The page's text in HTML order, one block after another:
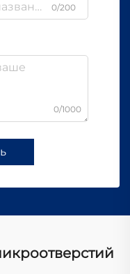
0/200
0/1000